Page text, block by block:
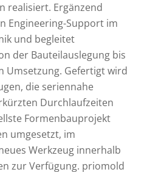
realisiert. Ergänzend
Engineering-Support im
und begleitet
der Bauteilauslegung bis
Umsetzung. Gefertigt wird
die seriennahe
Durchlaufzeiten
Formenbauprojekt
umgesetzt, im
Werkzeug innerhalb
zur Verfügung. priomold